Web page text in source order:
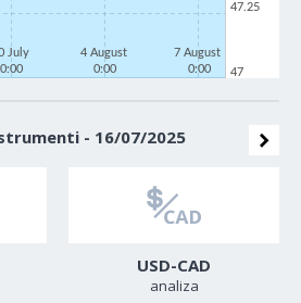
July
0:00
4 August
0:00
7 August
0:00
47
47.25
- 16/07/2025
USD-CAD
analiza